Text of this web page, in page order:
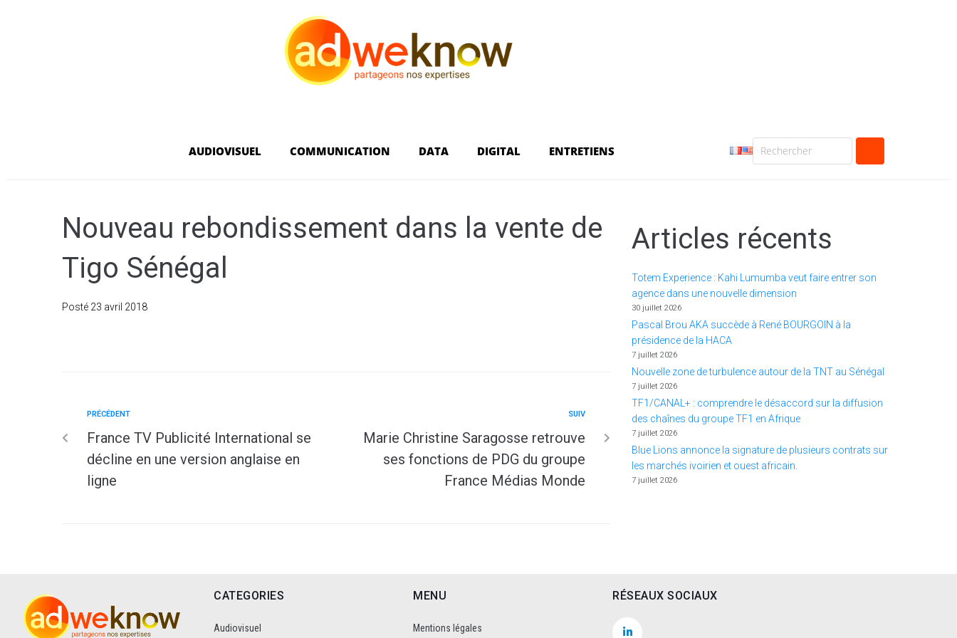
AUDIOVISUEL COMMUNICATION DATA DIGITAL ENTRETIENS
Nouveau rebondissement dans la vente de
Tigo Sénégal
Posté 23 avril 2018
PRÉCÉDENT
France TV Publicité International se
décline en une version anglaise en
ligne
SUIV
Marie Christine Saragosse retrouve
ses fonctions de PDG du groupe
France Médias Monde
Articles récents
Totem Experience : Kahi Lumumba veut faire entrer son
agence dans une nouvelle dimension
30 juillet 2026
Pascal Brou AKA succède à René BOURGOIN à la
présidence de la HACA
7 juillet 2026
Nouvelle zone de turbulence autour de la TNT au Sénégal
7 juillet 2026
TF1/CANAL+ : comprendre le désaccord sur la diffusion
des chaînes du groupe TF1 en Afrique
7 juillet 2026
Blue Lions annonce la signature de plusieurs contrats sur
les marchés ivoirien et ouest africain.
7 juillet 2026
CATEGORIES
Audiovisuel
MENU
Mentions légales
RÉSEAUX SOCIAUX